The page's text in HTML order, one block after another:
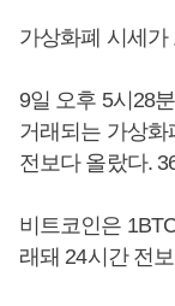
가상화폐 시세가
9일 오후 5시28
거래되는 가상화
전보다 올랐다.
비트코인은
래돼 24시간 전